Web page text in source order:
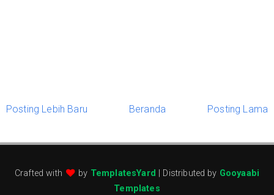
Posting Lebih Baru Beranda Posting Lama
Crafted with by TemplatesYard | Distributed by Gooyaabi
Templates